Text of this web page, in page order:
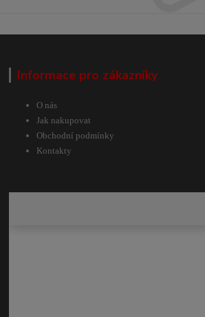
Informace pro zákazníky
O nás
Jak nakupovat
Obchodní podmínky
Kontakty